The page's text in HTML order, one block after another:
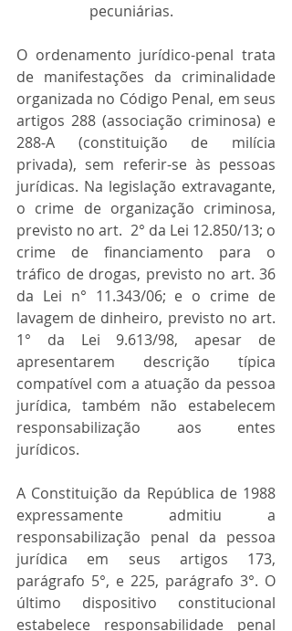
pecuniárias.
O ordenamento jurídico-penal trata
de manifestações da criminalidade
organizada no Código Penal, em seus
artigos 288 (associação criminosa) e
288-A (constituição de milícia
privada), sem referir-se às pessoas
jurídicas. Na legislação extravagante,
o crime de organização criminosa,
previsto no art.  2° da Lei 12.850/13; o
crime de financiamento para o
tráfico de drogas, previsto no art. 36
da Lei n° 11.343/06; e o crime de
lavagem de dinheiro, previsto no art.
1° da Lei 9.613/98, apesar de
apresentarem descrição típica
compatível com a atuação da pessoa
jurídica, também não estabelecem
responsabilização aos entes
jurídicos.
A Constituição da República de 1988
expressamente admitiu a
responsabilização penal da pessoa
jurídica em seus artigos 173,
parágrafo 5°, e 225, parágrafo 3°. O
último dispositivo constitucional
estabelece responsabilidade penal